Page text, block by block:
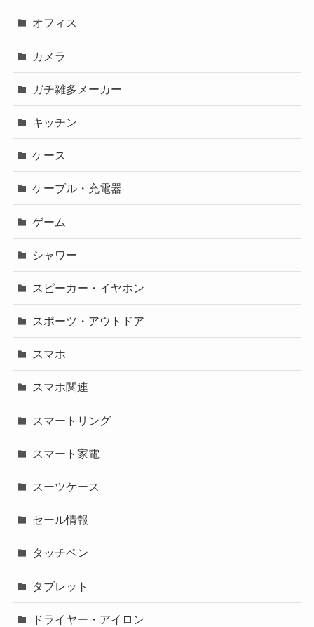
オフィス
カメラ
ガチ雑多メーカー
キッチン
ケース
ケーブル・充電器
ゲーム
シャワー
スピーカー・イヤホン
スポーツ・アウトドア
スマホ
スマホ関連
スマートリング
スマート家電
スーツケース
セール情報
タッチペン
タブレット
ドライヤー・アイロン